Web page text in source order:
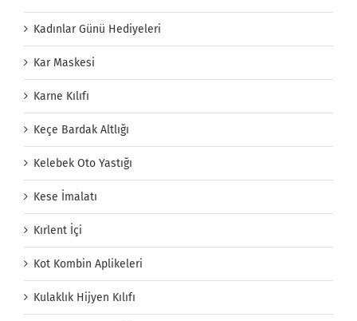
Kadınlar Günü Hediyeleri
Kar Maskesi
Karne Kılıfı
Keçe Bardak Altlığı
Kelebek Oto Yastığı
Kese İmalatı
Kırlent İçi
Kot Kombin Aplikeleri
Kulaklık Hijyen Kılıfı